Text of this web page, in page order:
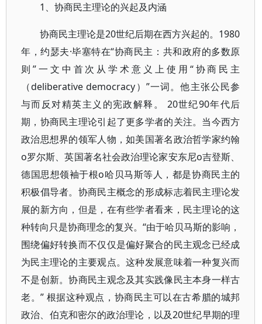
1、协商民主理论的兴起及内涵
协商民主理论是20世纪后期在西方兴起的。1980
年，约瑟夫·毕塞特在“协商民主：共和政府的多数原
则”一文中首次从学术意义上使用“协商民主
（deliberative democracy）”一词。他主张公民参
与而反对精英主义的宪政解释。 20世纪90年代后
期，协商民主理论引起了更多学者的关注。当今西方
政治思想界的领军人物，如美国著名政治哲学家约翰
o罗尔斯、英国著名社会政治理论家安东尼o吉登斯、
德国思想领袖于根o哈贝马斯等人，都是协商民主的
积极倡导者。协商民主概念的形成标志着民主理论发
展的新方向，但是，在有些学者看来，民主理论的这
种转向只是协商理念的复兴。“由于哈贝马斯的影响，
围绕偏好转换而不仅仅是偏好聚合的民主观念已经成
为民主理论的主要观点。这种发展意味着一种复兴而
不是创新。协商民主观念及其实践像民主本身一样古
老。” 根据这种观点，协商民主可以在古希腊的城邦
政治、伯克和密尔的政治理论，以及20世纪早期的理